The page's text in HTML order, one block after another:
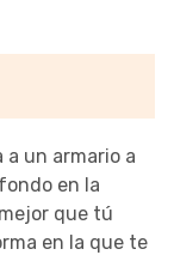
a un armario a
en la
que tú
en la que te